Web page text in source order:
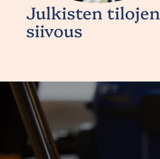
Julkisten tilojen
siivous